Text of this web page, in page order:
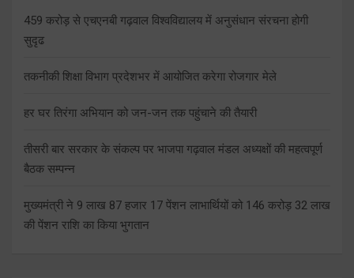
459 करोड़ से एचएनबी गढ़वाल विश्वविद्यालय में अनुसंधान संरचना होगी
सुदृढ
तकनीकी शिक्षा विभाग प्रदेशभर में आयोजित करेगा रोजगार मेले
हर घर तिरंगा अभियान को जन-जन तक पहुंचाने की तैयारी
तीसरी बार सरकार के संकल्प पर भाजपा गढ़वाल मंडल अध्यक्षों की महत्वपूर्ण
बैठक सम्पन्न
मुख्यमंत्री ने 9 लाख 87 हजार 17 पेंशन लाभार्थियों को 146 करोड़ 32 लाख
की पेंशन राशि का किया भुगतान